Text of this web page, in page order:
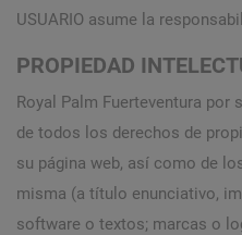
USUARIO asume la
PROPIEDAD
Royal Palm Fuerteventura
de todos los derechos de
su página web, así como de
misma (a título enunciativo,
software o textos; marcas o